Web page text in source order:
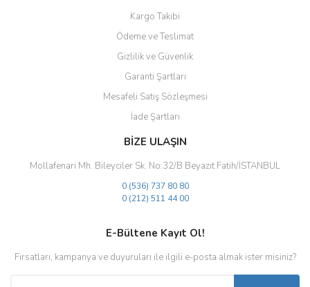
Gönder
Kargo Takibi
Ödeme ve Teslimat
Gizlilik ve Güvenlik
Garanti Şartları
Mesafeli Satış Sözleşmesi
İade Şartları
BİZE ULAŞIN
Mollafenari Mh. Bileyciler Sk. No:32/B Beyazıt Fatih/İSTANBUL
0 (536) 737 80 80
0 (212) 511 44 00
E-Bültene Kayıt Ol!
Fırsatları, kampanya ve duyuruları ile ilgili e-posta almak ister misiniz?